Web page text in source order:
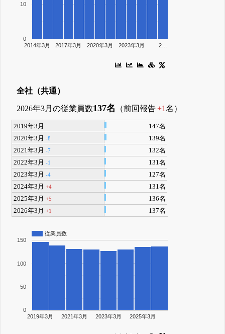
2014年3月 2017年3月 2020年3月 2023年3月 2…
0
10
全社（共通）
2026年3月の従業員数137名 （前回報告+1名）
2019年3月
147名
2020年3月-8
139名
2021年3月-7
132名
2022年3月-1
131名
2023年3月-4
127名
2024年3月+4
131名
2025年3月+5
136名
2026年3月+1 137名
従業員数
2019年3月 2021年3月 2023年3月 2025年3月
0
50
100
150